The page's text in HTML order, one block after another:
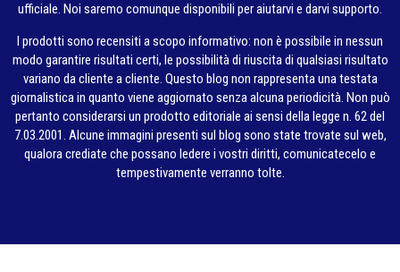
ufficiale. Noi saremo comunque disponibili per aiutarvi e darvi supporto.
I prodotti sono recensiti a scopo informativo: non è possibile in nessun
modo garantire risultati certi, le possibilità di riuscita di qualsiasi risultato
variano da cliente a cliente. Questo blog non rappresenta una testata
giornalistica in quanto viene aggiornato senza alcuna periodicità. Non può
pertanto considerarsi un prodotto editoriale ai sensi della legge n. 62 del
7.03.2001. Alcune immagini presenti sul blog sono state trovate sul web,
qualora crediate che possano ledere i vostri diritti, comunicatecelo e
tempestivamente verranno tolte.